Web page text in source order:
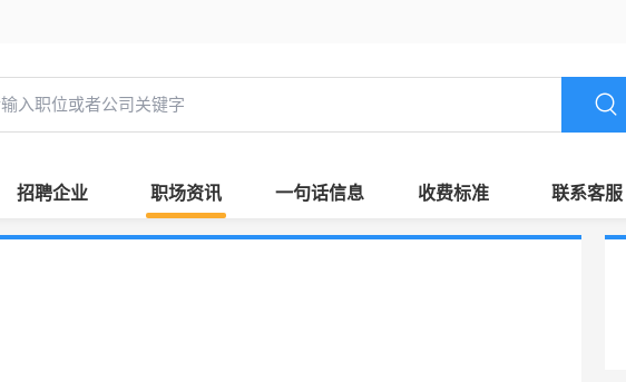
招聘企业 职场资讯 一句话信息 收费标准 联系客服